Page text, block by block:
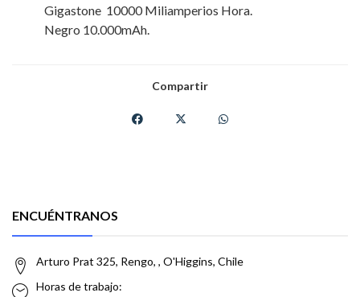
Gigastone 10000 Miliamperios Hora.
Negro 10.000mAh.
Compartir
ENCUÉNTRANOS
Arturo Prat 325, Rengo, , O'Higgins, Chile
Horas de trabajo: